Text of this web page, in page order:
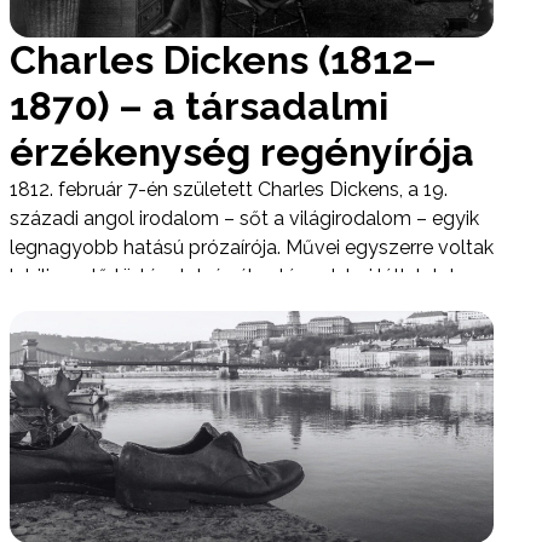
Charles Dickens (1812–
1870) – a társadalmi
érzékenység regényírója
1812. február 7-én született Charles Dickens, a 19.
századi angol irodalom – sőt a világirodalom – egyik
legnagyobb hatású prózaírója. Művei egyszerre voltak
lebilincselő történetek és éles társadalmi látleletek: a
viktoriánus Anglia nyomorát, igazságtalanságait és
erkölcsi dilemmáit példátlan erővel tette láthatóvá.